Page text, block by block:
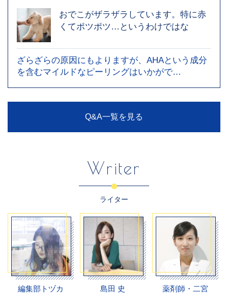
おでこがザラザラしています。特に赤
くてポツポツ…というわけではな
ざらざらの原因にもよりますが、AHAという成分
を含むマイルドなピーリングはいかがで…
Q&A一覧を見る
Writer
ライター
編集部トヅカ 島田 史 薬剤師・二宮